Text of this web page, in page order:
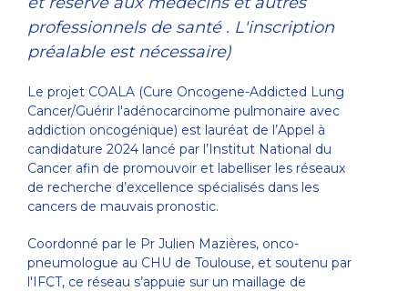
professionnels de santé . L'inscription
préalable est nécessaire)
Le projet COALA (Cure Oncogene-Addicted Lung
Cancer/Guérir l'adénocarcinome pulmonaire avec
addiction oncogénique) est lauréat de l’Appel à
candidature 2024 lancé par l’Institut National du
Cancer afin de promouvoir et labelliser les réseaux
de recherche d’excellence spécialisés dans les
cancers de mauvais pronostic.
Coordonné par le Pr Julien Mazières, onco-
pneumologue au CHU de Toulouse, et soutenu par
l'IFCT, ce réseau s’appuie sur un maillage de